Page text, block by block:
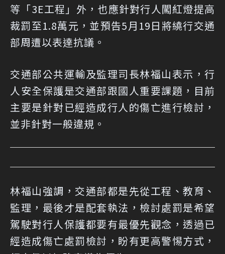
等「3E工程」外，也應針對行人闖紅燈提高
裁罰至1.8萬元，並預告5月19日將繞行交通
部周遭以表達抗議。
交通部公共運輸及監理司長林福山表示，行
人安全保護是交通部跟國人重要課題，目前
主要是針對已經造成行人的傷亡進行檢討，
並非針對一般違規。
林福山強調，交通部都是先從工程、教育、
監理，最後才是配套執法，檢討處罰是希望
駕駛對行人保護都要有最優先觀念，透過已
經造成傷亡處罰檢討，盼有更高警惕方式，